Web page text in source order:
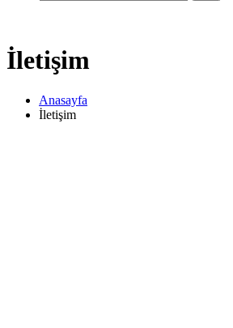
İletişim
Anasayfa
İletişim